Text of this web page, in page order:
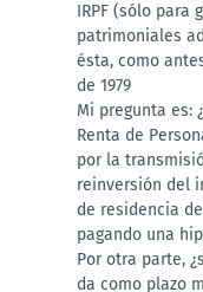
IRPF (sólo para
patrimoniales
ésta, como
de 1979
Mi pregunta es:
Renta de
por la
reinversión del
de residencia
pagando una
Por otra parte,
da como plazo